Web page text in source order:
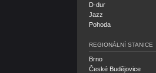
D-dur
Jazz
Pohoda
REGIONÁLNÍ STANICE
Brno
České Budějovice